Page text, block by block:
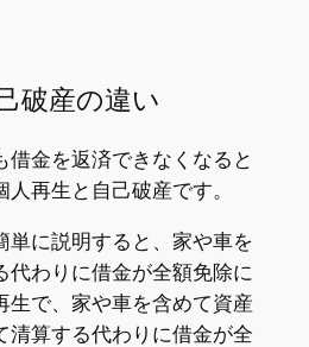
破産の違い
借金を返済できなくなると
再生と自己破産です。
単に説明すると、家や車を
代わりに借金が全額免除に
生で、家や車を含めて資産
清算する代わりに借金が全